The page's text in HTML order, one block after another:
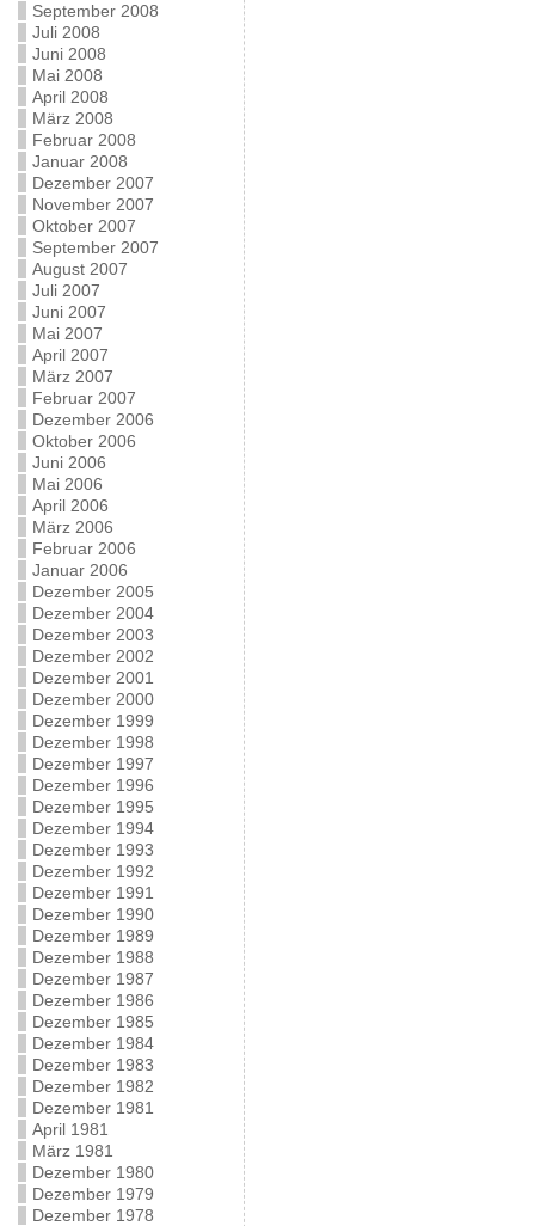
September 2008
Juli 2008
Juni 2008
Mai 2008
April 2008
März 2008
Februar 2008
Januar 2008
Dezember 2007
November 2007
Oktober 2007
September 2007
August 2007
Juli 2007
Juni 2007
Mai 2007
April 2007
März 2007
Februar 2007
Dezember 2006
Oktober 2006
Juni 2006
Mai 2006
April 2006
März 2006
Februar 2006
Januar 2006
Dezember 2005
Dezember 2004
Dezember 2003
Dezember 2002
Dezember 2001
Dezember 2000
Dezember 1999
Dezember 1998
Dezember 1997
Dezember 1996
Dezember 1995
Dezember 1994
Dezember 1993
Dezember 1992
Dezember 1991
Dezember 1990
Dezember 1989
Dezember 1988
Dezember 1987
Dezember 1986
Dezember 1985
Dezember 1984
Dezember 1983
Dezember 1982
Dezember 1981
April 1981
März 1981
Dezember 1980
Dezember 1979
Dezember 1978